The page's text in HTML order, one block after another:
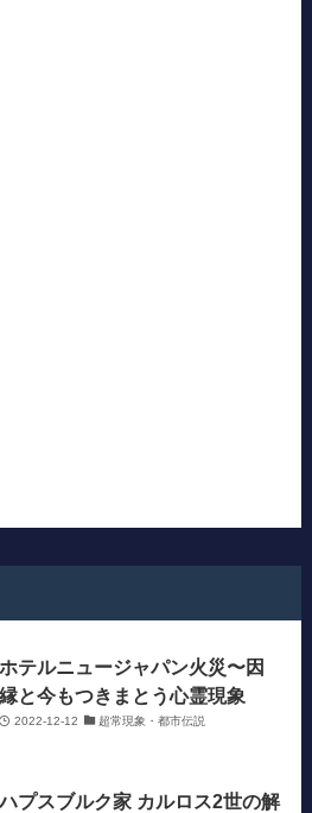
ホテルニュージャパン火災〜因
縁と今もつきまとう心霊現象
2022-12-12 超常現象・都市伝説
ハプスブルク家 カルロス2世の解